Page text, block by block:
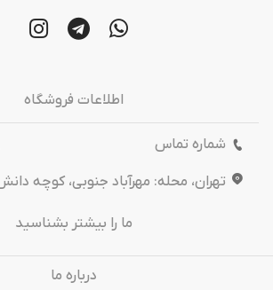
اطلاعات فروشگاه
شماره تماس
تهران، محله: مهرآباد جنوبی، کوچه
ما را بیشتر بشناسید
درباره‌ ما